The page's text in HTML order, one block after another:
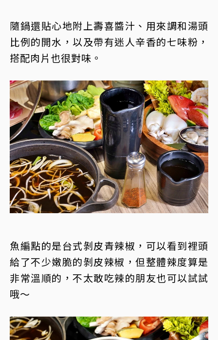
隨鍋還貼心地附上壽喜醬汁、用來調和湯頭
比例的開水，以及帶有迷人辛香的七味粉，
搭配肉片也很對味。
魚編點的是台式剝皮青辣椒，可以看到裡頭
給了不少嫩脆的剝皮辣椒，但整體辣度算是
非常溫順的，不太敢吃辣的朋友也可以試試
哦～